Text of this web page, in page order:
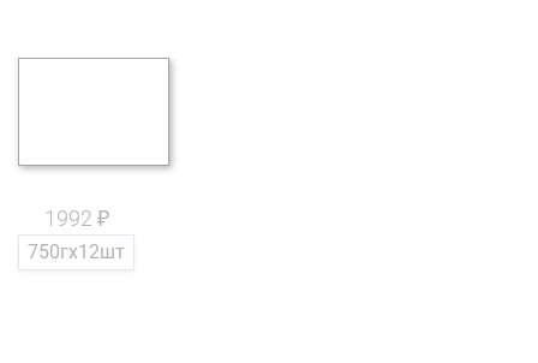
1992 ₽
750гх12шт